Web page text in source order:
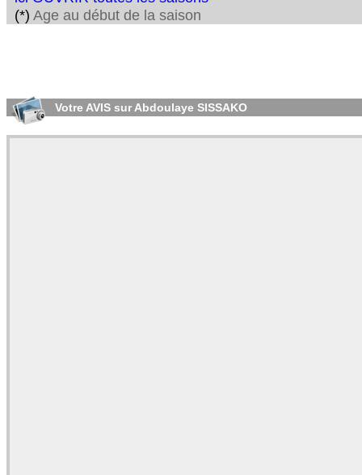
(*) Age au début de la saison
Votre AVIS sur Abdoulaye SISSAKO